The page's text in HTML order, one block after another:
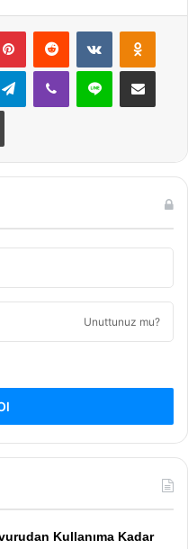
PinterestReddit VKontakte
TelegramViber Line E-Posta ile
Yazdır
Unuttunuz mu?
Kullanıma Kadar